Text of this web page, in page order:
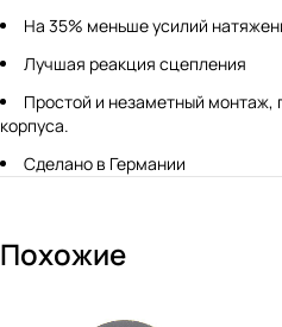
На 35% меньше усилий
Лучшая реакция сцепления
Простой и незаметный
корпуса.
Сделано в Германии
Похожие